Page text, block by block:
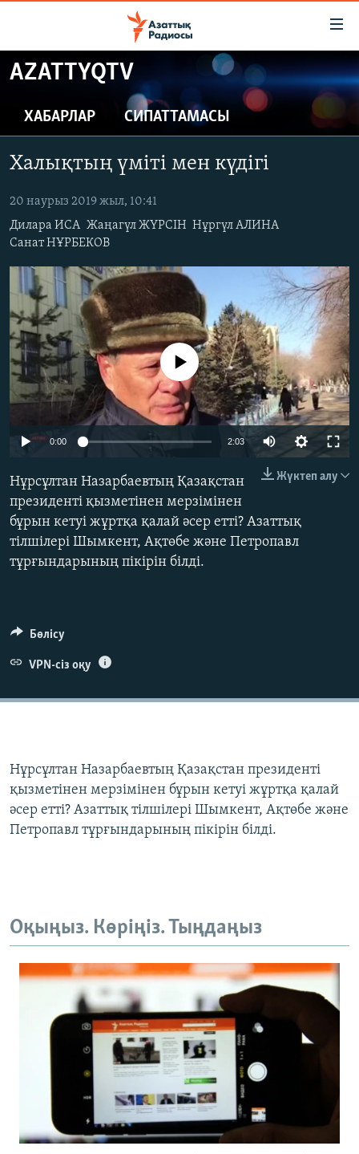
Skip
to
content
to
Navigation
Skip
to
Search
ЖАҢАЛЫҚТАР
САЯСАТ
ҚАҢТАР ОҚИҒАСЫ
АДАМ ҚҰҚЫҚТАРЫ
ӘЛЕУМЕТ
АРНАЙЫ ЖОБАЛАР
Русский
ЖАЗЫЛЫҢЫЗ
Басқа тілдерде
AZATTYQTV
ХАБАРЛАР СИПАТТАМАСЫ
Халықтың үміті мен күдігі
20 наурыз 2019 жыл, 10:41
Дилара ИСА Жаңагүл ЖҮРСІН Нұргүл АЛИНА
Санат НҰРБЕКОВ
No media source currently available
0:00 2:03
Жүктеп алу
Нұрсұлтан Назарбаевтың Қазақстан
президенті қызметінен мерзімінен
бұрын кетуі жұртқа қалай әсер етті? Азаттық
тілшілері Шымкент, Ақтөбе және Петропавл
тұрғындарының пікірін білді.
Бөлісу
VPN-сіз оқу
Нұрсұлтан Назарбаевтың Қазақстан президенті
қызметінен мерзімінен бұрын кетуі жұртқа қалай
әсер етті? Азаттық тілшілері Шымкент, Ақтөбе және
Петропавл тұрғындарының пікірін білді.
Оқыңыз. Көріңіз. Тыңдаңыз